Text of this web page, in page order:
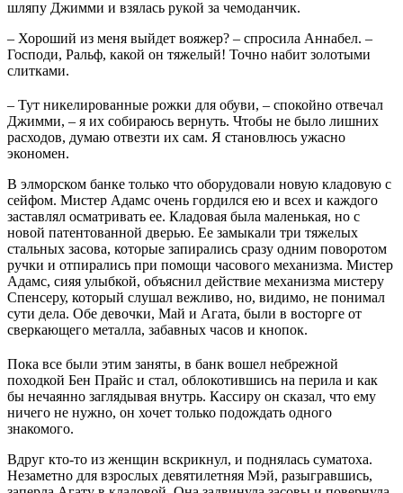
шляпу Джимми и взялась рукой за чемоданчик.
– Хороший из меня выйдет вояжер? – спросила Аннабел. –
Господи, Ральф, какой он тяжелый! Точно набит золотыми
слитками.
– Тут никелированные рожки для обуви, – спокойно отвечал
Джимми, – я их собираюсь вернуть. Чтобы не было лишних
расходов, думаю отвезти их сам. Я становлюсь ужасно
экономен.
В элморском банке только что оборудовали новую кладовую с
сейфом. Мистер Адамс очень гордился ею и всех и каждого
заставлял осматривать ее. Кладовая была маленькая, но с
новой патентованной дверью. Ее замыкали три тяжелых
стальных засова, которые запирались сразу одним поворотом
ручки и отпирались при помощи часового механизма. Мистер
Адамс, сияя улыбкой, объяснил действие механизма мистеру
Спенсеру, который слушал вежливо, но, видимо, не понимал
сути дела. Обе девочки, Май и Агата, были в восторге от
сверкающего металла, забавных часов и кнопок.
Пока все были этим заняты, в банк вошел небрежной
походкой Бен Прайс и стал, облокотившись на перила и как
бы нечаянно заглядывая внутрь. Кассиру он сказал, что ему
ничего не нужно, он хочет только подождать одного
знакомого.
Вдруг кто-то из женщин вскрикнул, и поднялась суматоха.
Незаметно для взрослых девятилетняя Мэй, разыгравшись,